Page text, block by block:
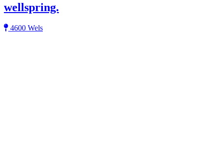
wellspring.
4600 Wels